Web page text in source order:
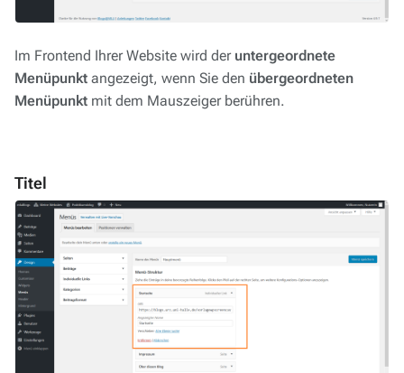
Im Frontend Ihrer Website wird der untergeordnete
Menüpunkt angezeigt, wenn Sie den übergeordneten
Menüpunkt mit dem Mauszeiger berühren.
Titel